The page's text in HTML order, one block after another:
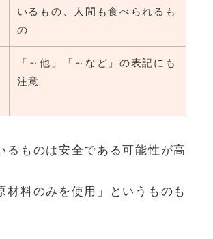
いるもの、人間も食べられるも
の
「～他」「～など」の表記にも
注意
ものは安全である可能性が高
料のみを使用」というものも